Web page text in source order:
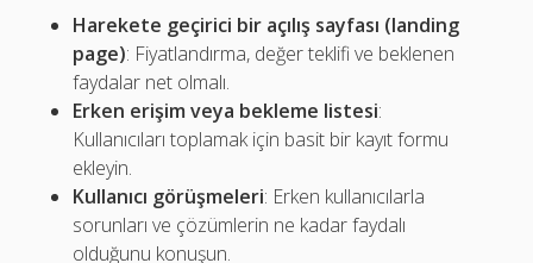
Harekete geçirici bir açılış sayfası (landing
page): Fiyatlandırma, değer teklifi ve beklenen
faydalar net olmalı.
Erken erişim veya bekleme listesi:
Kullanıcıları toplamak için basit bir kayıt formu
ekleyin.
Kullanıcı görüşmeleri: Erken kullanıcılarla
sorunları ve çözümlerin ne kadar faydalı
olduğunu konuşun.